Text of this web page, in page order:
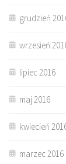
grudzień
wrzesień
lipiec 2016
maj 2016
kwiecień
marzec 2016